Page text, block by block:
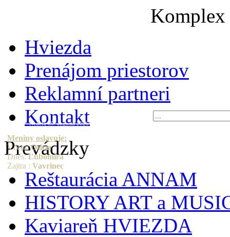
Meniny oslavuje:
Včera:Oskar
Dnes:Ľubomíra
Zajtra : Vavrinec
Nedeľa 09. augusta 2026
Hviezda
Prenájom priestorov
Reklamní partneri
Kontakt
Prevádzky
Reštaurácia ANNAM
HISTORY ART a
Kaviareň HVIEZDA